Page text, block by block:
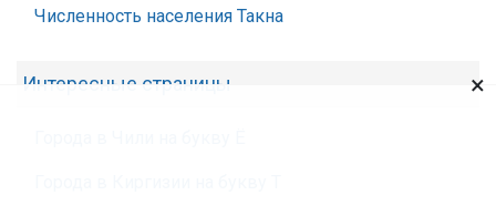
Численность населения Такна
Интересные страницы ×